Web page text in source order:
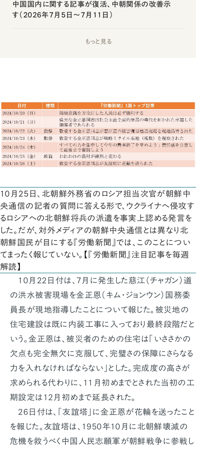
中国国内に関する記事が復活、中朝関係の改善示
す（2026年7月5日～7月11日）
もっと見る
10月25日、北朝鮮外務省のロシア担当次官が朝鮮中
央通信の記者の質問に答える形で、ウクライナへ侵攻す
るロシアへの北朝鮮将兵の派遣を事実上認める発言を
した。だが、対外メディアの朝鮮中央通信とは異なり北
朝鮮国民が目にする『労働新聞』では、このことについ
てまったく報じていない。【『労働新聞』注目記事を毎週
解読】
10月22日付は、7月に発生した慈江（チャガン）道
の洪水被害現場を金正恩（キム・ジョンウン）国務委
員長が現地指導したことについて報じた。被災地の
住宅建設は既に内装工事に入っており最終段階だと
いう。金正恩は、被災者のための住宅は「いささかの
欠点も完全無欠に克服して、完璧さの保障にさらなる
力を入れなければならない」とした。完成度の高さが
求められる代わりに、11月初めまでとされた当初の工
期設定は12月初めまで延長された。
26日付は、「友誼塔」に金正恩が花輪を送ったこと
を報じた。友誼塔は、1950年10月に北朝鮮壊滅の
危機を救うべく中国人民志願軍が朝鮮戦争に参戦し